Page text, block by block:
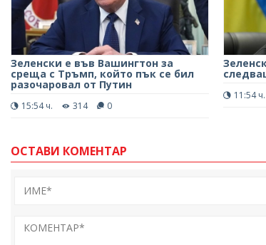
Зеленски е във Вашингтон за
среща с Тръмп, който пък се бил
разочаровал от Путин
15:54 ч. 314 0
11:54 ч.
ОСТАВИ КОМЕНТАР